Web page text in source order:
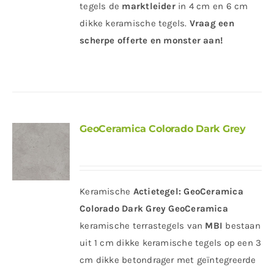
tegels de marktleiderin 4 cm en 6 cm
dikke keramische tegels. Vraag een
scherpe offerte en monster aan!
GeoCeramica Colorado Dark Grey
Keramische Actietegel: GeoCeramica
Colorado Dark Grey GeoCeramica
keramische terrastegels van MBI bestaan
uit 1 cm dikke keramische tegels op een 3
cm dikke betondrager met geïntegreerde